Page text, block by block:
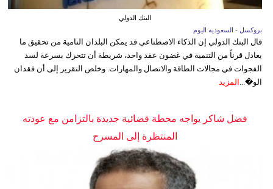
البنك الدولي
بروكسل - السعوديه اليوم
قال البنك الدولي إن الذكاء الاصطناعي قد يمكن البلدان النامية من تحقيق ما
يعادل قرناً من التنمية في غضون عقد واحد، شريطة أن تتحرك بسرعة لسد
الفجوات في مجالات الطاقة والاتصال والمهارات. وخلص التقرير إلى أن فقدان
الو�...
المزيد
فضل شاكر يواجه محطة قضائية جديدة بالتزامن مع عودته
المنتظرة إلى المسرح